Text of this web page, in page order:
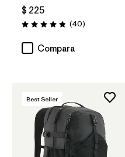
$ 225
Valoración: 4.8 / 5
(40Comentarios
)
Compara
Best Seller